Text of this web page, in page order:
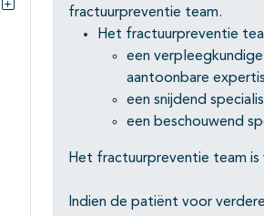
Subpagina's open- en dichtklappen
fractuurpreventie team.
Het fractuurpreventie
een
aantoonbare
een snijdend
een beschouwend
Het fractuurpreventie team
Indien de patiënt voor